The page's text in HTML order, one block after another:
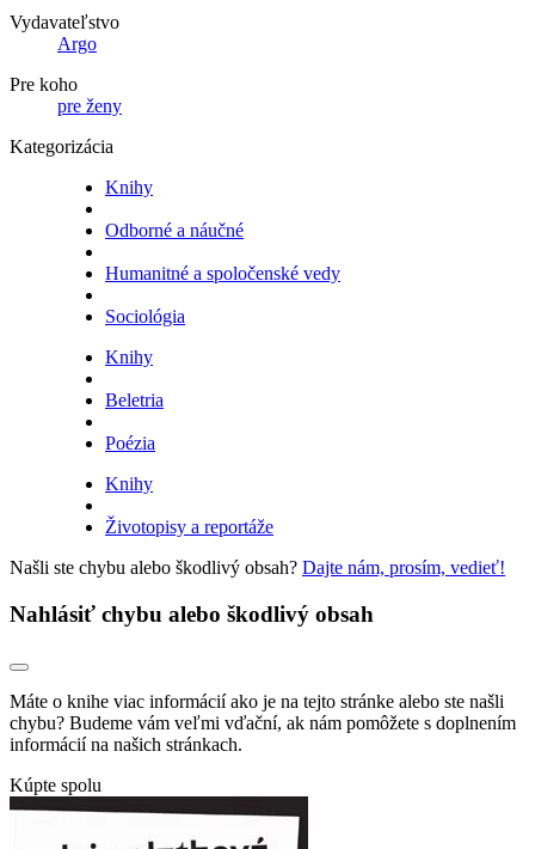
Vydavateľstvo
Argo
Pre koho
pre ženy
Kategorizácia
Knihy
Odborné a náučné
Humanitné a spoločenské vedy
Sociológia
Knihy
Beletria
Poézia
Knihy
Životopisy a reportáže
Našli ste chybu alebo škodlivý obsah? Dajte nám, prosím, vedieť!
Nahlásiť chybu alebo škodlivý obsah
Máte o knihe viac informácií ako je na tejto stránke alebo ste našli
chybu? Budeme vám veľmi vďační, ak nám pomôžete s doplnením
informácií na našich stránkach.
Kúpte spolu